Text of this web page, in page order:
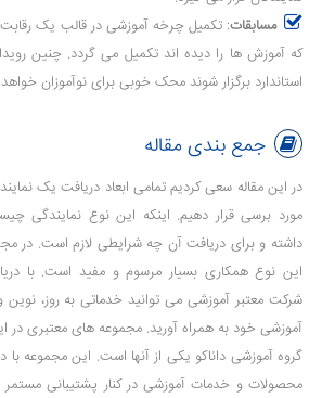
مسابقات: تکمیل چرخه آموزشی در قالب یک رقابت
که آموزش ها را دیده اند تکمیل می گردد. چنین
استاندارد برگزار شوند محک خوبی برای نوآموزان
جمع بندی مقاله
در این مقاله سعی کردیم تمامی ابعاد دریافت یک
مورد برسی قرار دهیم. اینکه این نوع نمایندگی
داشته و برای دریافت آن چه شرایطی لازم است. در
این نوع همکاری بسیار مرسوم و مفید است. با
شرکت معتبر آموزشی می توانید خدماتی به روز، نوین و
آموزشی خود به همراه آورید. مجموعه های معتبری در
گروه آموزشی داناکو یکی از آنها است. این مجموعه
محصولات و خدمات آموزشی در کنار پشتیبانی